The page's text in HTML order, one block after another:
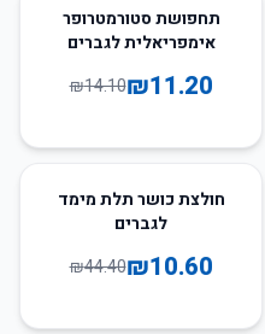
21תחפושת סטורמטרופר
אימפריאלית לגברים
₪11.20
₪14.10
76
חולצת כושר תלת מימד
לגברים
₪10.60
₪44.40